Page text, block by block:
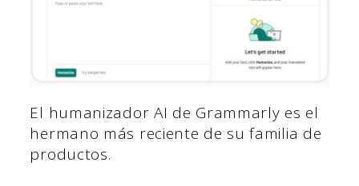
El humanizador AI de Grammarly es el
hermano más reciente de su familia de
productos.